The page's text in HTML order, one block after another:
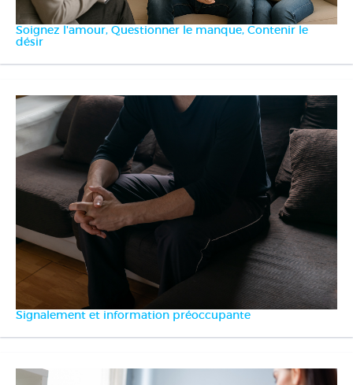
Soignez l'amour, Questionner le manque, Contenir le
désir
Signalement et information préoccupante